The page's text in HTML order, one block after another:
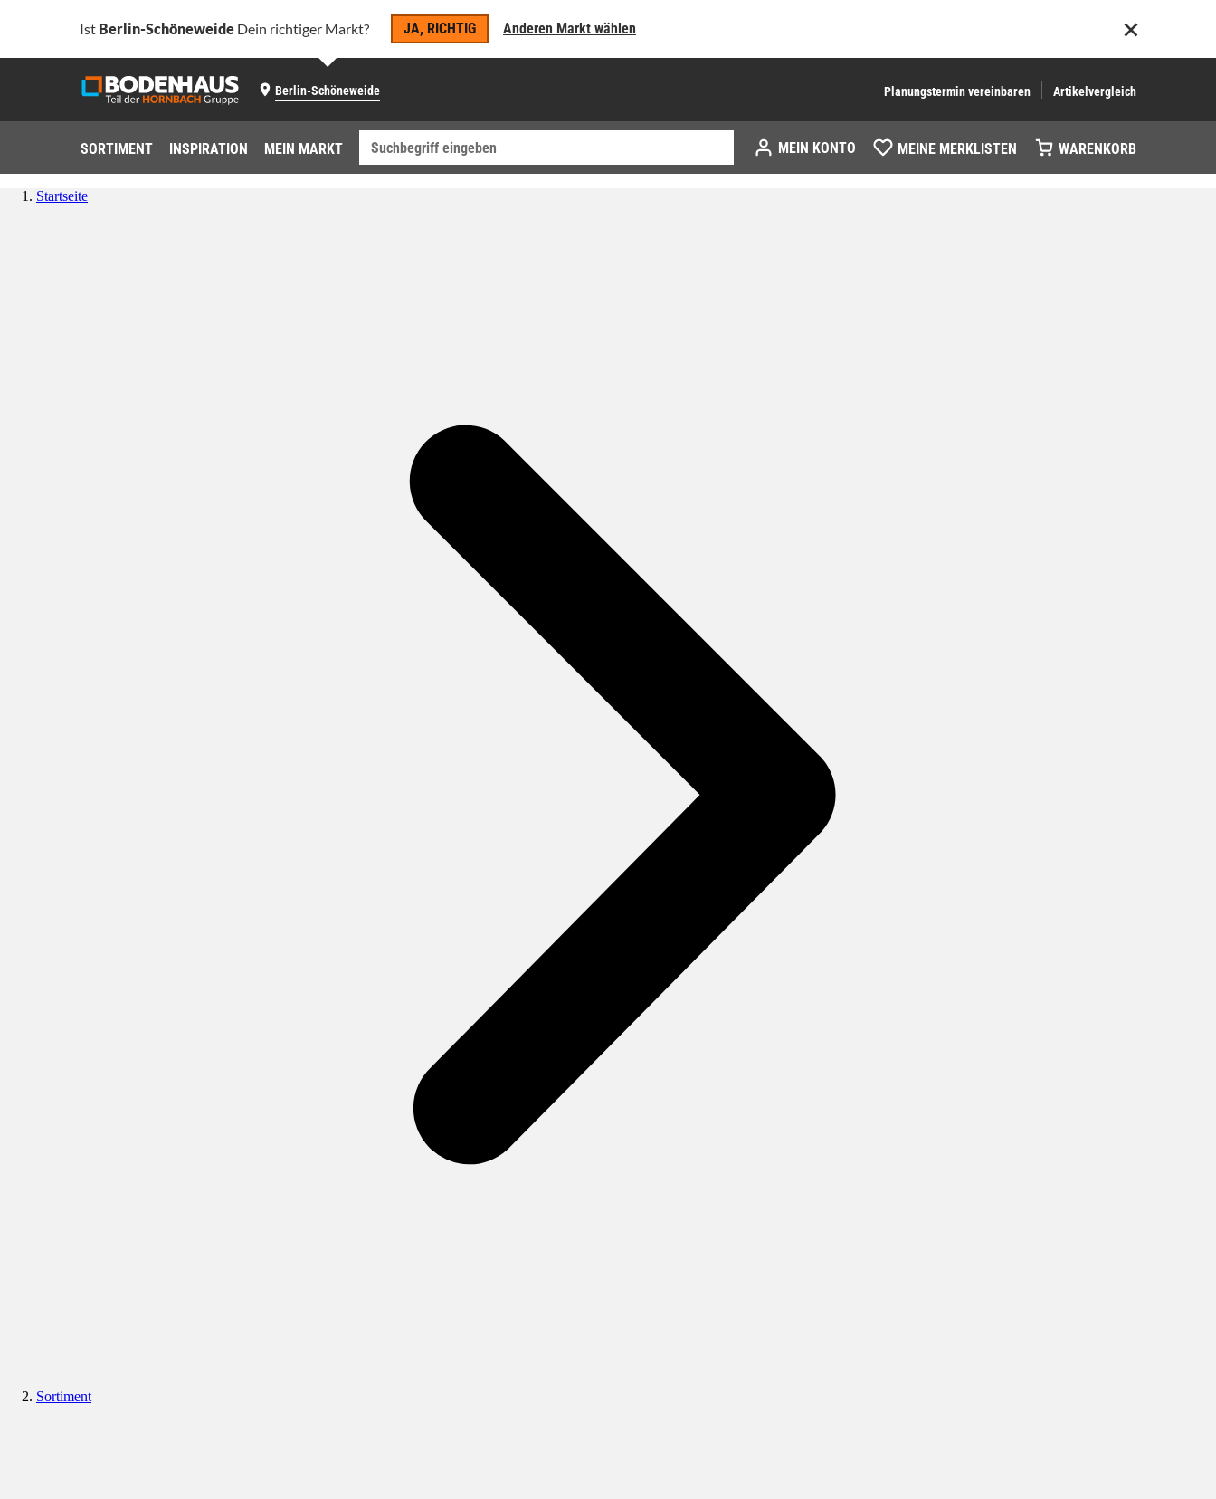
Ist Berlin-Schöneweide Dein richtiger Markt? JA, RICHTIG Anderen Markt wählen
Berlin-Schöneweide Planungstermin vereinbaren Artikelvergleich
SORTIMENT INSPIRATION MEIN MARKT MEIN KONTO MEINE MERKLISTEN WARENKORB
Startseite
Sortiment